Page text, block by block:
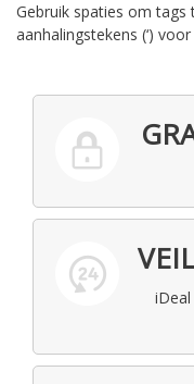
Gebruik spaties om tags
aanhalingstekens (‘)